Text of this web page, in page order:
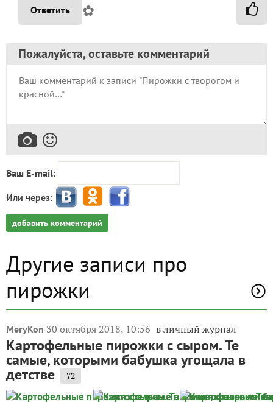
Ответить ✿
Пожалуйста, оставьте комментарий
Ваш E-mail:
Или через:
добавить комментарий
Другие записи про
пирожки
MeryKon 30 октября 2018, 10:56 в личный журнал
Картофельные пирожки с сыром. Те
самые, которыми бабушка угощала в
детстве 72